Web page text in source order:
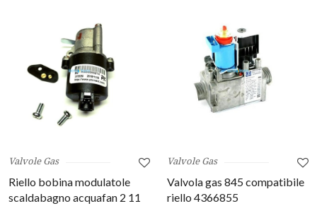
Valvole Gas
Riello bobina modulatole
scaldabagno acquafan 2 11
Valvole Gas
Valvola gas 845 compatibile
riello 4366855